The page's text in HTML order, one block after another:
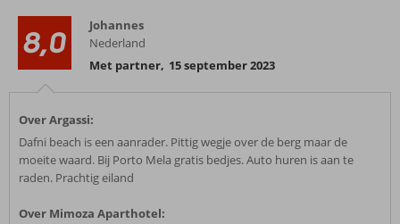
8,0
Johannes
Nederland
Met partner, 15 september 2023
Over Argassi:
Dafni beach is een aanrader. Pittig wegje over de berg maar de
moeite waard. Bij Porto Mela gratis bedjes. Auto huren is aan te
raden. Prachtig eiland
Over Mimoza Aparthotel: